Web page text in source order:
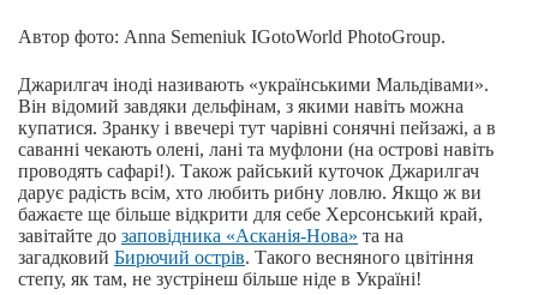
Автор фото: Anna Semeniuk IGotoWorld PhotoGroup.
Джарилгач іноді називають «українськими Мальдівами».
Він відомий завдяки дельфінам, з якими навіть можна
купатися. Зранку і ввечері тут чарівні сонячні пейзажі, а в
саванні чекають олені, лані та муфлони (на острові навіть
проводять сафарі!). Також райський куточок Джарилгач
дарує радість всім, хто любить рибну ловлю. Якщо ж ви
бажаєте ще більше відкрити для себе Херсонський край,
завітайте до заповідника «Асканія-Нова» та на
загадковий Бирючий острів. Такого весняного цвітіння
степу, як там, не зустрінеш більше ніде в Україні!